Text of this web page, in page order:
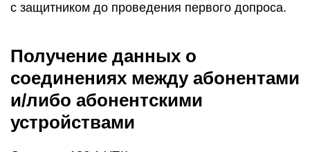
с защитником до проведения первого допроса.
Получение данных о
соединениях между абонентами
и/либо абонентскими
устройствами